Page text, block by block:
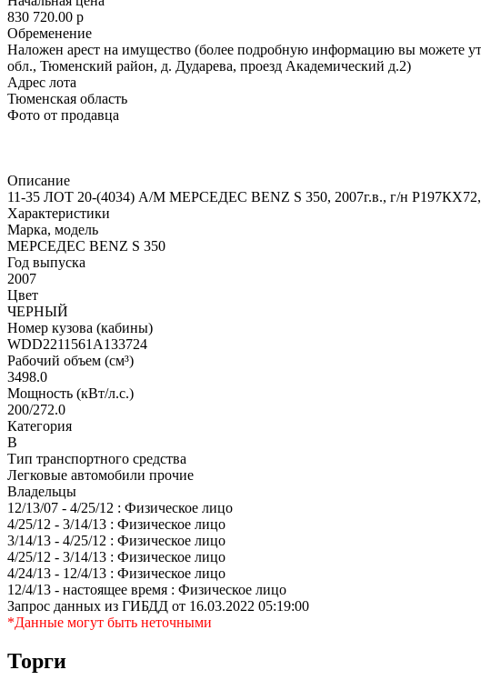
830 720.00 p
Обременение
Наложен арест на имущество (более подробную информацию вы можете
обл., Тюменский район, д. Дударева, проезд Академический д.2)
Адрес лота
Тюменская область
Фото от продавца
Описание
11-35 ЛОТ 20-(4034) А/М МЕРСЕДЕС BENZ S 350, 2007г.в., г/н
Характеристики
Марка, модель
МЕРСЕДЕС ВЕNZ S 350
Год выпуска
2007
Цвет
ЧЕРНЫЙ
Номер кузова (кабины)
WDD2211561А133724
Рабочий объем (см³)
3498.0
Мощность (кВт/л.с.)
200/272.0
Категория
В
Тип транспортного средства
Легковые автомобили прочие
Владельцы
12/13/07 - 4/25/12 : Физическое лицо
4/25/12 - 3/14/13 : Физическое лицо
3/14/13 - 4/25/12 : Физическое лицо
4/25/12 - 3/14/13 : Физическое лицо
4/24/13 - 12/4/13 : Физическое лицо
12/4/13 - настоящее время : Физическое лицо
Запрос данных из ГИБДД от 16.03.2022 05:19:00
*Данные могут быть неточными
Торги